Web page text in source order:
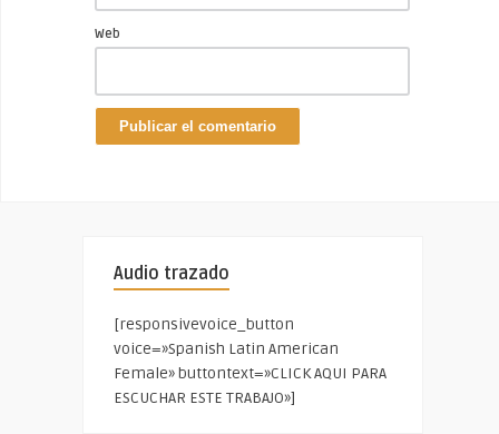
Web
Audio trazado
[responsivevoice_button
voice=»Spanish Latin American
Female» buttontext=»CLICK AQUI PARA
ESCUCHAR ESTE TRABAJO»]